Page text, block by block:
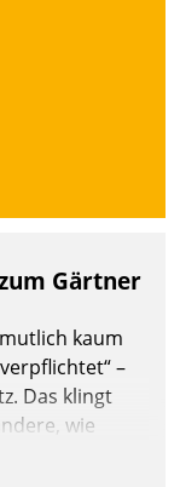
Gärtner
kaum
–
Das klingt
wie
der